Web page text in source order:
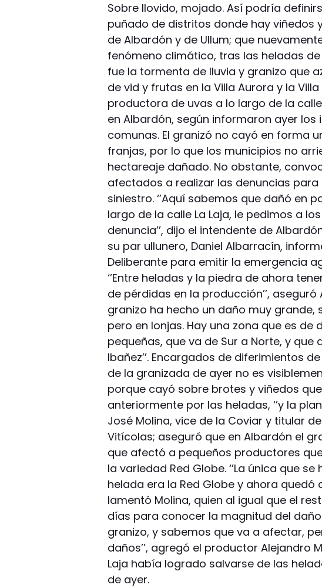
Sobre llovido, mojado. Así podría
puñado de distritos donde hay viñedos
de Albardón y de Ullum; que
fenómeno climático, tras las heladas
fue la tormenta de lluvia y granizo que
de vid y frutas en la Villa Aurora y la
productora de uvas a lo largo de la
en Albardón, según informaron ayer
comunas. El granizó no cayó en forma
franjas, por lo que los municipios no
hectareaje dañado. No obstante,
afectados a realizar las denuncias
siniestro. ‘’Aquí sabemos que dañó en
largo de la calle La Laja, le pedimos a
denuncia’’, dijo el intendente de
su par ullunero, Daniel Albarracín,
Deliberante para emitir la emergencia
‘’Entre heladas y la piedra de ahora
de pérdidas en la producción’’, aseguró
granizo ha hecho un daño muy grande,
pero en lonjas. Hay una zona que es
pequeñas, que va de Sur a Norte, y que
Ibañez’’. Encargados de diferimientos
de la granizada de ayer no es
porque cayó sobre brotes y viñedos
anteriormente por las heladas, ‘’y la
José Molina, vice de la Coviar y titular
Vitícolas; aseguró que en Albardón el
que afectó a pequeños productores
la variedad Red Globe. ‘’La única que
helada era la Red Globe y ahora quedó
lamentó Molina, quien al igual que el
días para conocer la magnitud del
granizo, y sabemos que va a afectar,
daños’’, agregó el productor Alejandro
Laja había logrado salvarse de las
de ayer.